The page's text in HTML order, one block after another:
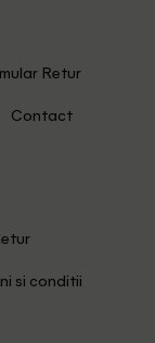
Retur
Contact
si conditii